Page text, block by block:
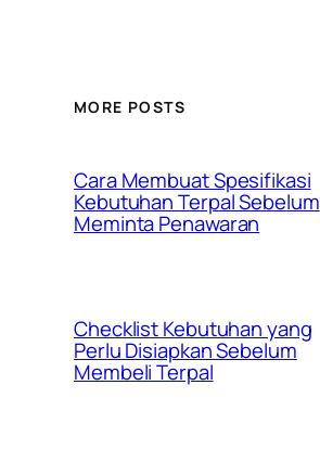
MORE POSTS
Cara Membuat Spesifikasi
Kebutuhan Terpal Sebelum
Meminta Penawaran
Checklist Kebutuhan yang
Perlu Disiapkan Sebelum
Membeli Terpal